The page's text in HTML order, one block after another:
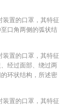
装置的口罩，其特征
口角两侧的弧状结
装置的口罩，其特征
经过面部、绕过两
环状结构，所述密
装置的口罩，其特征